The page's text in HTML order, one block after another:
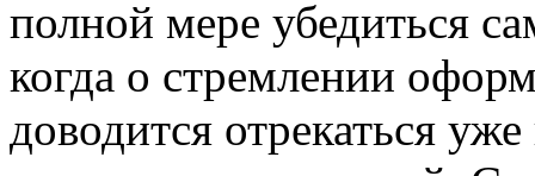
полной мере убедиться
когда о стремлении
доводится отрекаться